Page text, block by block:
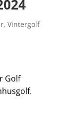
, Vintergolf
Golf